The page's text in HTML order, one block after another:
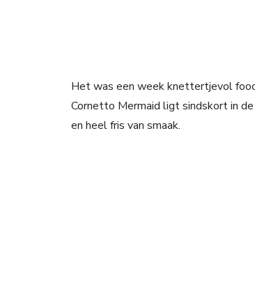
Het was een week knettertjevol
Cornetto Mermaid ligt sindskort in
en heel fris van smaak.